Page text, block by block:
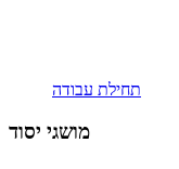
תחילת עבודה
מושגי יסוד